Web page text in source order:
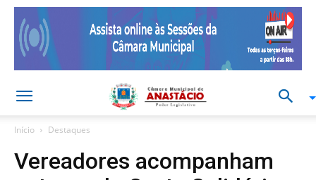
Início Destaques
Vereadores acompanham